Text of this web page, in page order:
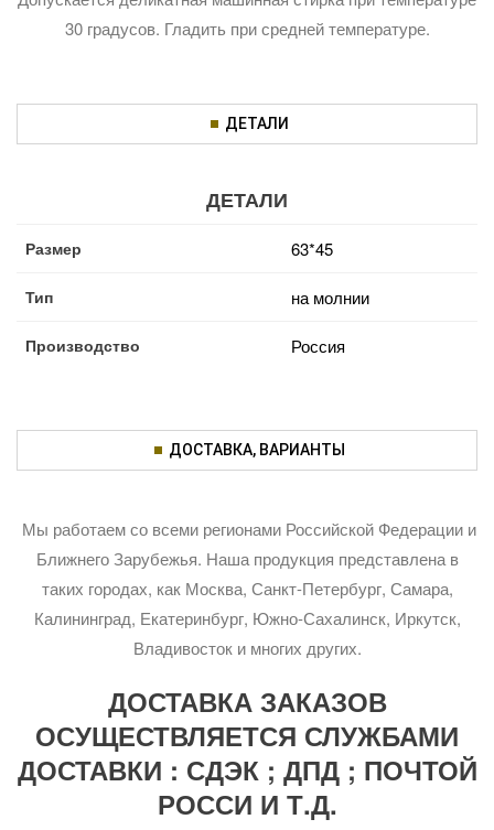
30 градусов. Гладить при средней температуре.
ДЕТАЛИ
ДЕТАЛИ
Размер 63*45
Тип на молнии
Производство Россия
ДОСТАВКА, ВАРИАНТЫ
Мы работаем со всеми регионами Российской Федерации и
Ближнего Зарубежья. Наша продукция представлена в
таких городах, как Москва, Санкт-Петербург, Самара,
Калининград, Екатеринбург, Южно-Сахалинск, Иркутск,
Владивосток и многих других.
ДОСТАВКА ЗАКАЗОВ
ОСУЩЕСТВЛЯЕТСЯ СЛУЖБАМИ
ДОСТАВКИ : СДЭК ; ДПД ; ПОЧТОЙ
РОССИ И Т.Д.